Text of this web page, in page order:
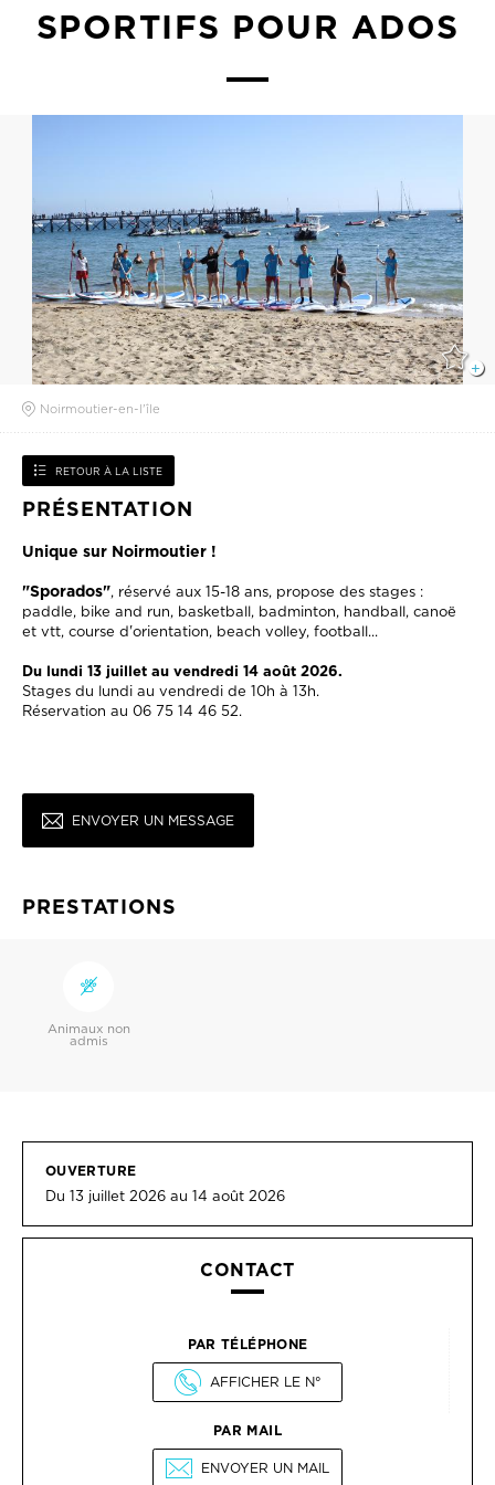
SPORTIFS POUR ADOS
Noirmoutier-en-l'île
RETOUR À LA LISTE
PRÉSENTATION
Unique sur Noirmoutier !
"Sporados", réservé aux 15-18 ans, propose des stages :
paddle, bike and run, basketball, badminton, handball, canoë
et vtt, course d'orientation, beach volley, football...
Du lundi 13 juillet au vendredi 14 août 2026.
Stages du lundi au vendredi de 10h à 13h.
Réservation au 06 75 14 46 52.
ENVOYER UN MESSAGE
PRESTATIONS
Animaux non
admis
OUVERTURE
Du 13 juillet 2026 au 14 août 2026
CONTACT
PAR TÉLÉPHONE
AFFICHER LE N°
PAR MAIL
ENVOYER UN MAIL